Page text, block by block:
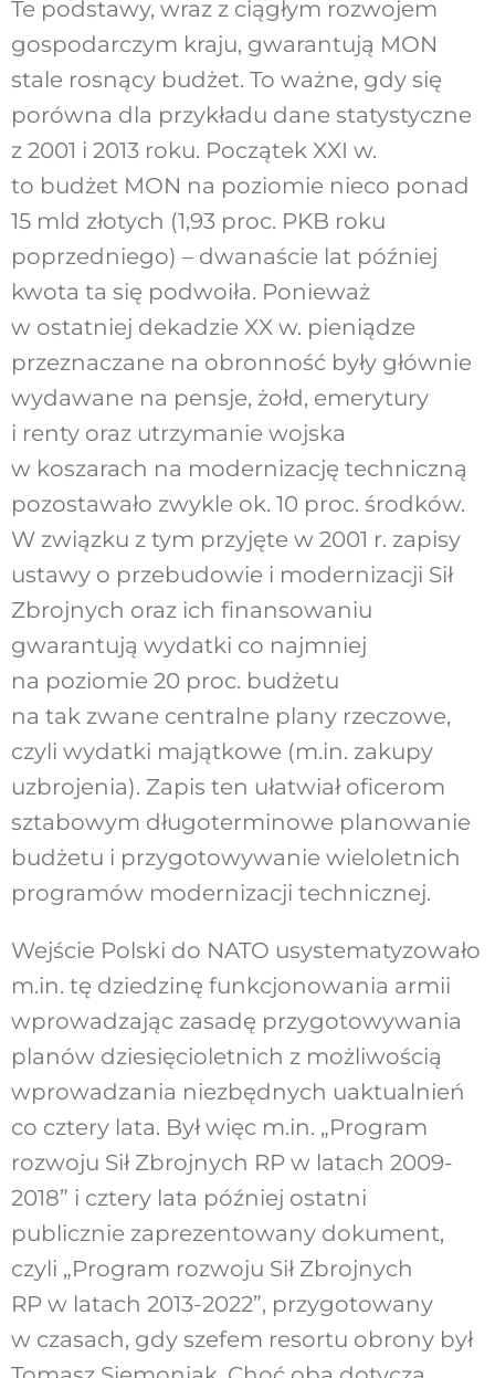
Te podstawy, wraz z ciągłym rozwojem
gospodarczym kraju, gwarantują MON
stale rosnący budżet. To ważne, gdy się
porówna dla przykładu dane statystyczne
z 2001 i 2013 roku. Początek XXI w.
to budżet MON na poziomie nieco ponad
15 mld złotych (1,93 proc. PKB roku
poprzedniego) – dwanaście lat później
kwota ta się podwoiła. Ponieważ
w ostatniej dekadzie XX w. pieniądze
przeznaczane na obronność były głównie
wydawane na pensje, żołd, emerytury
i renty oraz utrzymanie wojska
w koszarach na modernizację techniczną
pozostawało zwykle ok. 10 proc. środków.
W związku z tym przyjęte w 2001 r. zapisy
ustawy o przebudowie i modernizacji Sił
Zbrojnych oraz ich finansowaniu
gwarantują wydatki co najmniej
na poziomie 20 proc. budżetu
na tak zwane centralne plany rzeczowe,
czyli wydatki majątkowe (m.in. zakupy
uzbrojenia). Zapis ten ułatwiał oficerom
sztabowym długoterminowe planowanie
budżetu i przygotowywanie wieloletnich
programów modernizacji technicznej.
Wejście Polski do NATO usystematyzowało
m.in. tę dziedzinę funkcjonowania armii
wprowadzając zasadę przygotowywania
planów dziesięcioletnich z możliwością
wprowadzania niezbędnych uaktualnień
co cztery lata. Był więc m.in. „Program
rozwoju Sił Zbrojnych RP w latach 2009-
2018” i cztery lata później ostatni
publicznie zaprezentowany dokument,
czyli „Program rozwoju Sił Zbrojnych
RP w latach 2013-2022”, przygotowany
w czasach, gdy szefem resortu obrony był